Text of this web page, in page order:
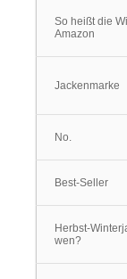
So heißt die
Amazon
Jackenmarke
No.
Best-Seller
Herbst-
wen?